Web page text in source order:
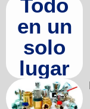
Todo
en un
solo
lugar